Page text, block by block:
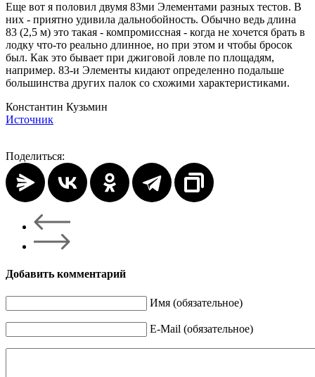
Еще вот я половил двумя 83ми Элементами разных тестов. В
них - приятно удивила дальнобойность. Обычно ведь длина
83 (2,5 м) это такая - компромиссная - когда не хочется брать в
лодку что-то реально длинное, но при этом и чтобы бросок
был. Как это бывает при джиговой ловле по площадям,
например. 83-и Элементы кидают определенно подальше
большинства других палок со схожими характеристиками.
Константин Кузьмин
Источник
Поделиться:
Добавить комментарий
Имя (обязательное)
E-Mail (обязательное)